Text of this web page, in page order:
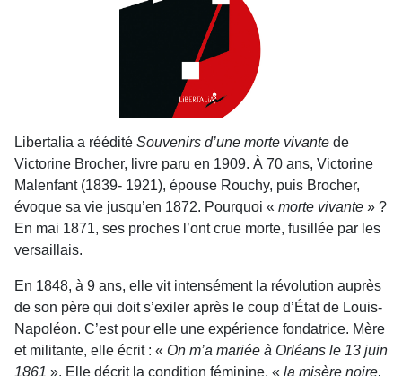
Libertalia a réédité Souvenirs d’une morte vivante de
Victorine Brocher, livre paru en 1909. À 70 ans, Victorine
Malenfant (1839- 1921), épouse Rouchy, puis Brocher,
évoque sa vie jusqu’en 1872. Pourquoi « morte vivante » ?
En mai 1871, ses proches l’ont crue morte, fusillée par les
versaillais.
En 1848, à 9 ans, elle vit intensément la révolution auprès
de son père qui doit s’exiler après le coup d’État de Louis-
Napoléon. C’est pour elle une expérience fondatrice. Mère
et militante, elle écrit : « On m’a mariée à Orléans le 13 juin
1861 ». Elle décrit la condition féminine, « la misère noire,